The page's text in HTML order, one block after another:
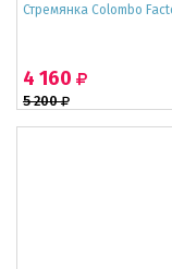
Стремянка Colombo
5 200
4 160